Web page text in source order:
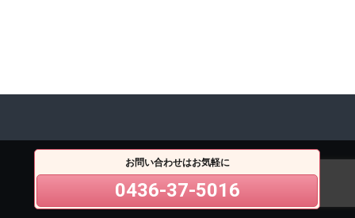
お問い合わせはお気軽に
0436-37-5016